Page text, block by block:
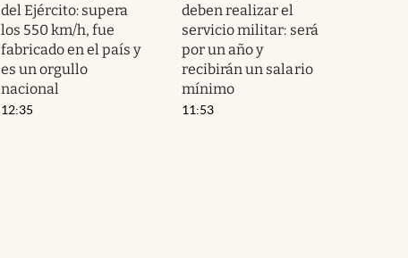
del Ejército: supera
los 550 km/h, fue
fabricado en el país y
es un orgullo
nacional
12:35
deben realizar el
servicio militar: será
por un año y
recibirán un salario
mínimo
11:53